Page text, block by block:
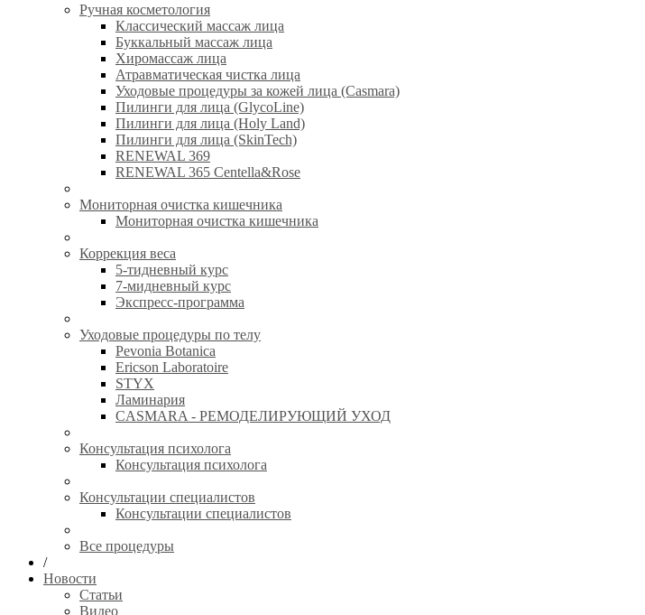
Ручная косметология
Классический массаж лица
Буккальный массаж лица
Хиромассаж лица
Атравматическая чистка лица
Уходовые процедуры за кожей лица (Casmara)
Пилинги для лица (GlycoLine)
Пилинги для лица (Holy Land)
Пилинги для лица (SkinTech)
RENEWAL 369
RENEWAL 365 Centella&Rose
Мониторная очистка кишечника
Мониторная очистка кишечника
Коррекция веса
5-тидневный курс
7-мидневный курс
Экспресс-программа
Уходовые процедуры по телу
Pevonia Botanica
Ericson Laboratoire
STYX
Ламинария
CASMARA - РЕМОДЕЛИРУЮЩИЙ УХОД
Консультация психолога
Консультация психолога
Консультации специалистов
Консультации специалистов
Все процедуры
/
Новости
Статьи
Видео